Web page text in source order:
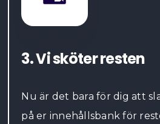
3. Vi sköter resten
Nu är det bara för dig att
på er innehållsbank för